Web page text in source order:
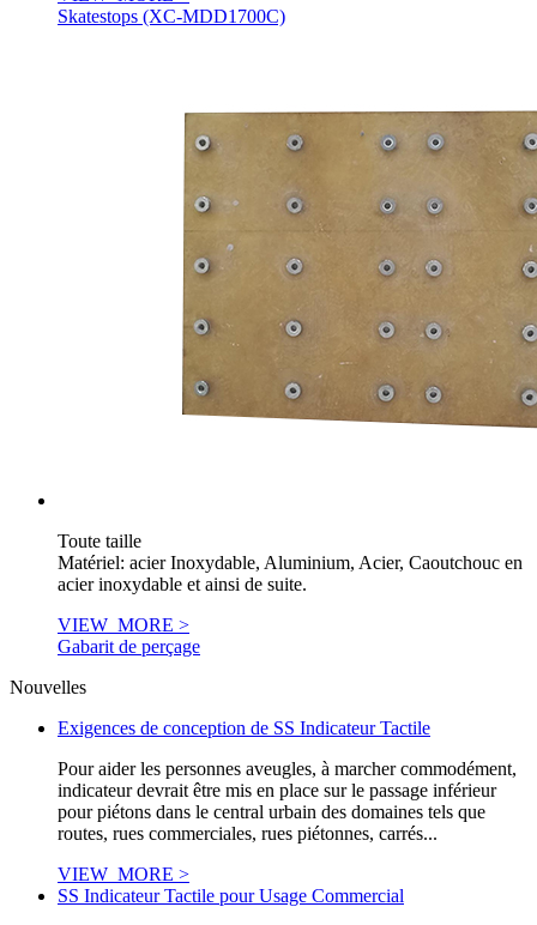
Skatestops (XC-MDD1700C)
Toute taille
Matériel: acier Inoxydable, Aluminium, Acier, Caoutchouc en
acier inoxydable et ainsi de suite.
VIEW_MORE >
Gabarit de perçage
Nouvelles
Exigences de conception de SS Indicateur Tactile
Pour aider les personnes aveugles, à marcher commodément,
indicateur devrait être mis en place sur le passage inférieur
pour piétons dans le central urbain des domaines tels que
routes, rues commerciales, rues piétonnes, carrés...
VIEW_MORE >
SS Indicateur Tactile pour Usage Commercial